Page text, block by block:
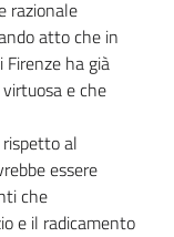
razionale
atto che in
ha già
e che
al
essere
che
e il radicamento